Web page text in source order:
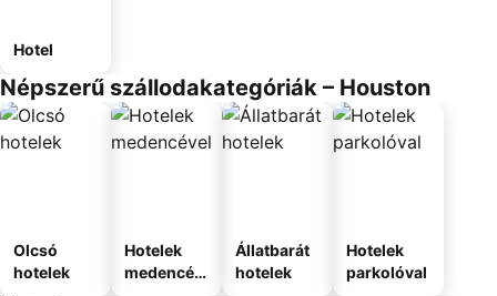
Hotel
Népszerű szállodakategóriák – Houston
Olcsó
hotelek
Hotelek
medencév
Állatbarát
hotelek
Hotelek
parkolóval